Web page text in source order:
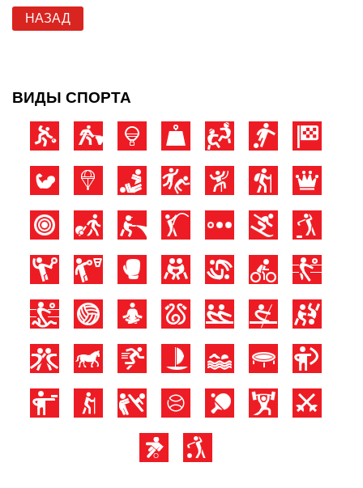
НАЗАД
ВИДЫ СПОРТА